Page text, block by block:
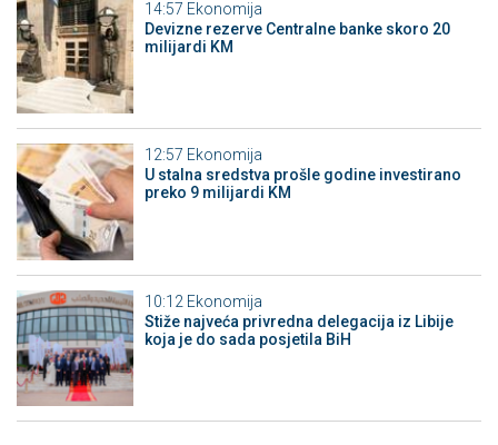
14:57 Ekonomija
Devizne rezerve Centralne banke skoro 20
milijardi KM
12:57 Ekonomija
U stalna sredstva prošle godine investirano
preko 9 milijardi KM
10:12 Ekonomija
Stiže najveća privredna delegacija iz Libije
koja je do sada posjetila BiH